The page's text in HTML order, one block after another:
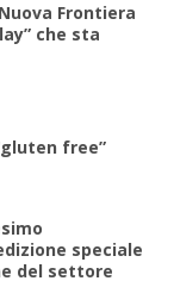
Frontiera
che sta
free”
speciale
del settore